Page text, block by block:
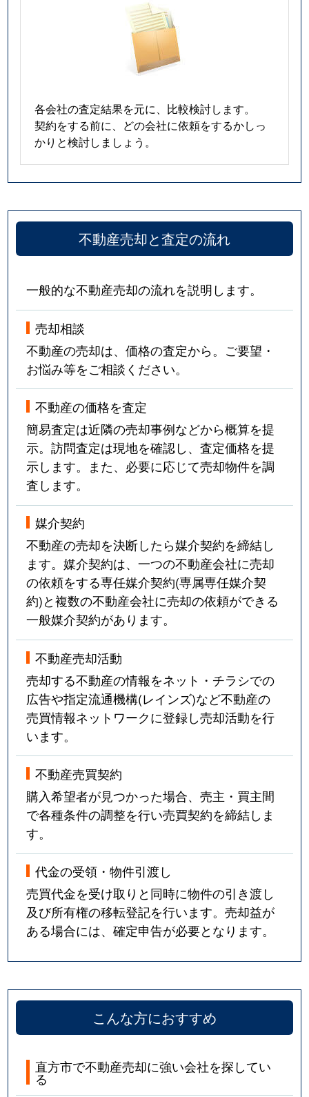
各会社の査定結果を元に、比較検討します。
契約をする前に、どの会社に依頼をするかしっ
かりと検討しましょう。
不動産売却と査定の流れ
一般的な不動産売却の流れを説明します。
売却相談
不動産の売却は、価格の査定から。ご要望・
お悩み等をご相談ください。
不動産の価格を査定
簡易査定は近隣の売却事例などから概算を提
示。訪問査定は現地を確認し、査定価格を提
示します。また、必要に応じて売却物件を調
査します。
媒介契約
不動産の売却を決断したら媒介契約を締結し
ます。媒介契約は、一つの不動産会社に売却
の依頼をする専任媒介契約(専属専任媒介契
約)と複数の不動産会社に売却の依頼ができる
一般媒介契約があります。
不動産売却活動
売却する不動産の情報をネット・チラシでの
広告や指定流通機構(レインズ)など不動産の
売買情報ネットワークに登録し売却活動を行
います。
不動産売買契約
購入希望者が見つかった場合、売主・買主間
で各種条件の調整を行い売買契約を締結しま
す。
代金の受領・物件引渡し
売買代金を受け取りと同時に物件の引き渡し
及び所有権の移転登記を行います。売却益が
ある場合には、確定申告が必要となります。
こんな方におすすめ
直方市で不動産売却に強い会社を探してい
る